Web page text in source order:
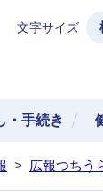
文字サイズ
・手続き
> 広報つちう